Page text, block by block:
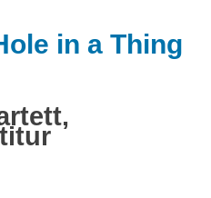
in a Thing